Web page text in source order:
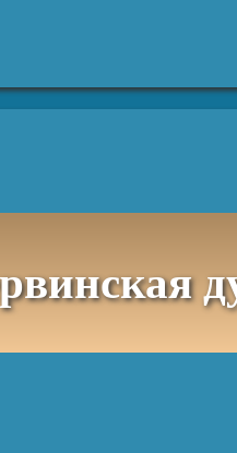
духовная семинария,